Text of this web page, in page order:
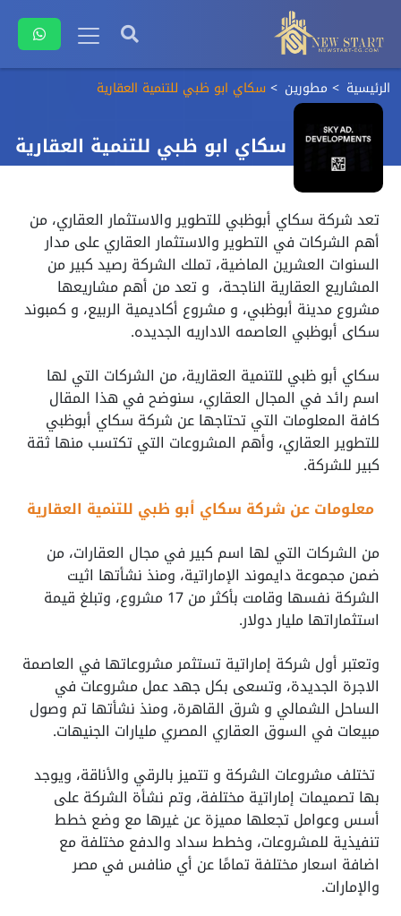
الرئيسية مطورين سكاي ابو ظبي للتنمية العقارية
سكاي ابو ظبي للتنمية العقارية
تعد شركة سكاي أبوظبي للتطوير والاستثمار العقاري، من
أهم الشركات في التطوير والاستثمار العقاري على مدار
السنوات العشرين الماضية، تملك الشركة رصيد كبير من
المشاريع العقارية الناجحة، و تعد من أهم مشاريعها
مشروع مدينة أبوظبي، و مشروع أكاديمية الربيع، و كمبوند
سكاى أبوظبي العاصمه الاداريه الجديده.
سكاي أبو ظبي للتنمية العقارية، من الشركات التي لها
اسم رائد في المجال العقاري، سنوضح في هذا المقال
كافة المعلومات التي تحتاجها عن شركة سكاي أبوظبي
للتطوير العقاري، وأهم المشروعات التي تكتسب منها ثقة
كبير للشركة.
معلومات عن شركة سكاي أبو ظبي للتنمية العقارية
من الشركات التي لها اسم كبير في مجال العقارات، من
ضمن مجموعة دايموند الإماراتية، ومنذ نشأتها اثيت
الشركة نفسها وقامت بأكثر من 17 مشروع، وتبلغ قيمة
استثماراتها مليار دولار.
وتعتبر أول شركة إماراتية تستثمر مشروعاتها في العاصمة
الاجرة الجديدة، وتسعى بكل جهد عمل مشروعات في
الساحل الشمالي و شرق القاهرة، ومنذ نشأتها تم وصول
مبيعات في السوق العقاري المصري مليارات الجنيهات.
تختلف مشروعات الشركة و تتميز بالرقي والأناقة، ويوجد
بها تصميمات إماراتية مختلفة، وتم نشأة الشركة على
أسس وعوامل تجعلها مميزة عن غيرها مع وضع خطط
تنفيذية للمشروعات، وخطط سداد والدفع مختلفة مع
اضافة اسعار مختلفة تمامًا عن أي منافس في مصر
والإمارات.